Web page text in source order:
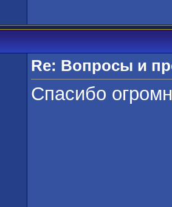
Re: Вопросы и
Спасибо